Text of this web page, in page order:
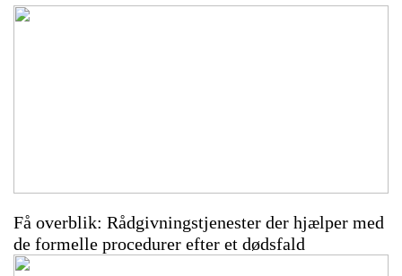
Få overblik: Rådgivningstjenester der hjælper med
de formelle procedurer efter et dødsfald